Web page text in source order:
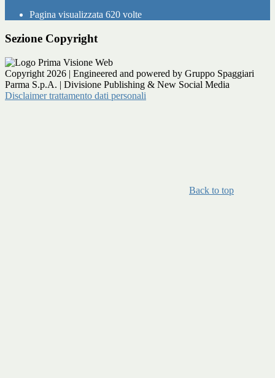
Pagina visualizzata 620 volte
Sezione Copyright
Copyright 2026 | Engineered and powered by Gruppo Spaggiari
Parma S.p.A. | Divisione Publishing & New Social Media
Disclaimer trattamento dati personali
Back to top